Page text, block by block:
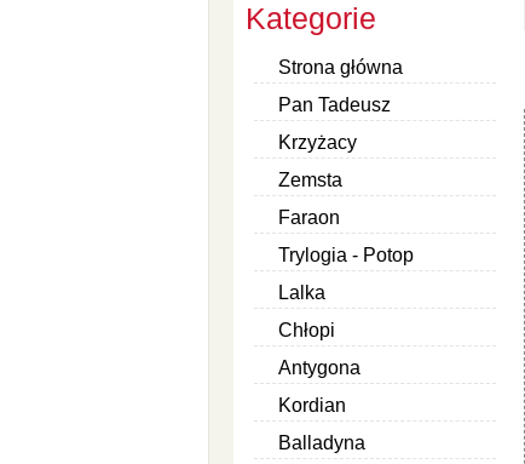
Kategorie
Strona główna
Pan Tadeusz
Krzyżacy
Zemsta
Faraon
Trylogia - Potop
Lalka
Chłopi
Antygona
Kordian
Balladyna